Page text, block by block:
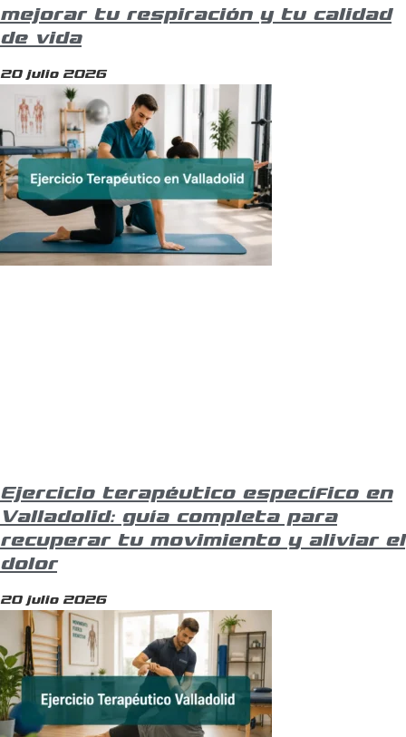
mejorar tu respiración y tu calidad
de vida
20 julio 2026
Ejercicio terapéutico específico en
Valladolid: guía completa para
recuperar tu movimiento y aliviar el
dolor
20 julio 2026